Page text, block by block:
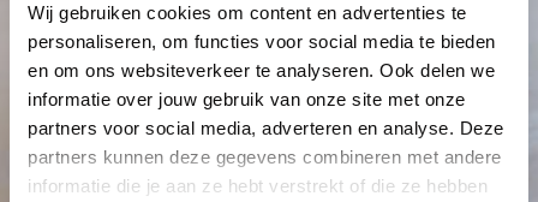
Wij gebruiken cookies om content en advertenties te
personaliseren, om functies voor social media te bieden
en om ons websiteverkeer te analyseren. Ook delen we
informatie over jouw gebruik van onze site met onze
partners voor social media, adverteren en analyse. Deze
partners kunnen deze gegevens combineren met andere
informatie die je aan ze hebt verstrekt of die ze hebben